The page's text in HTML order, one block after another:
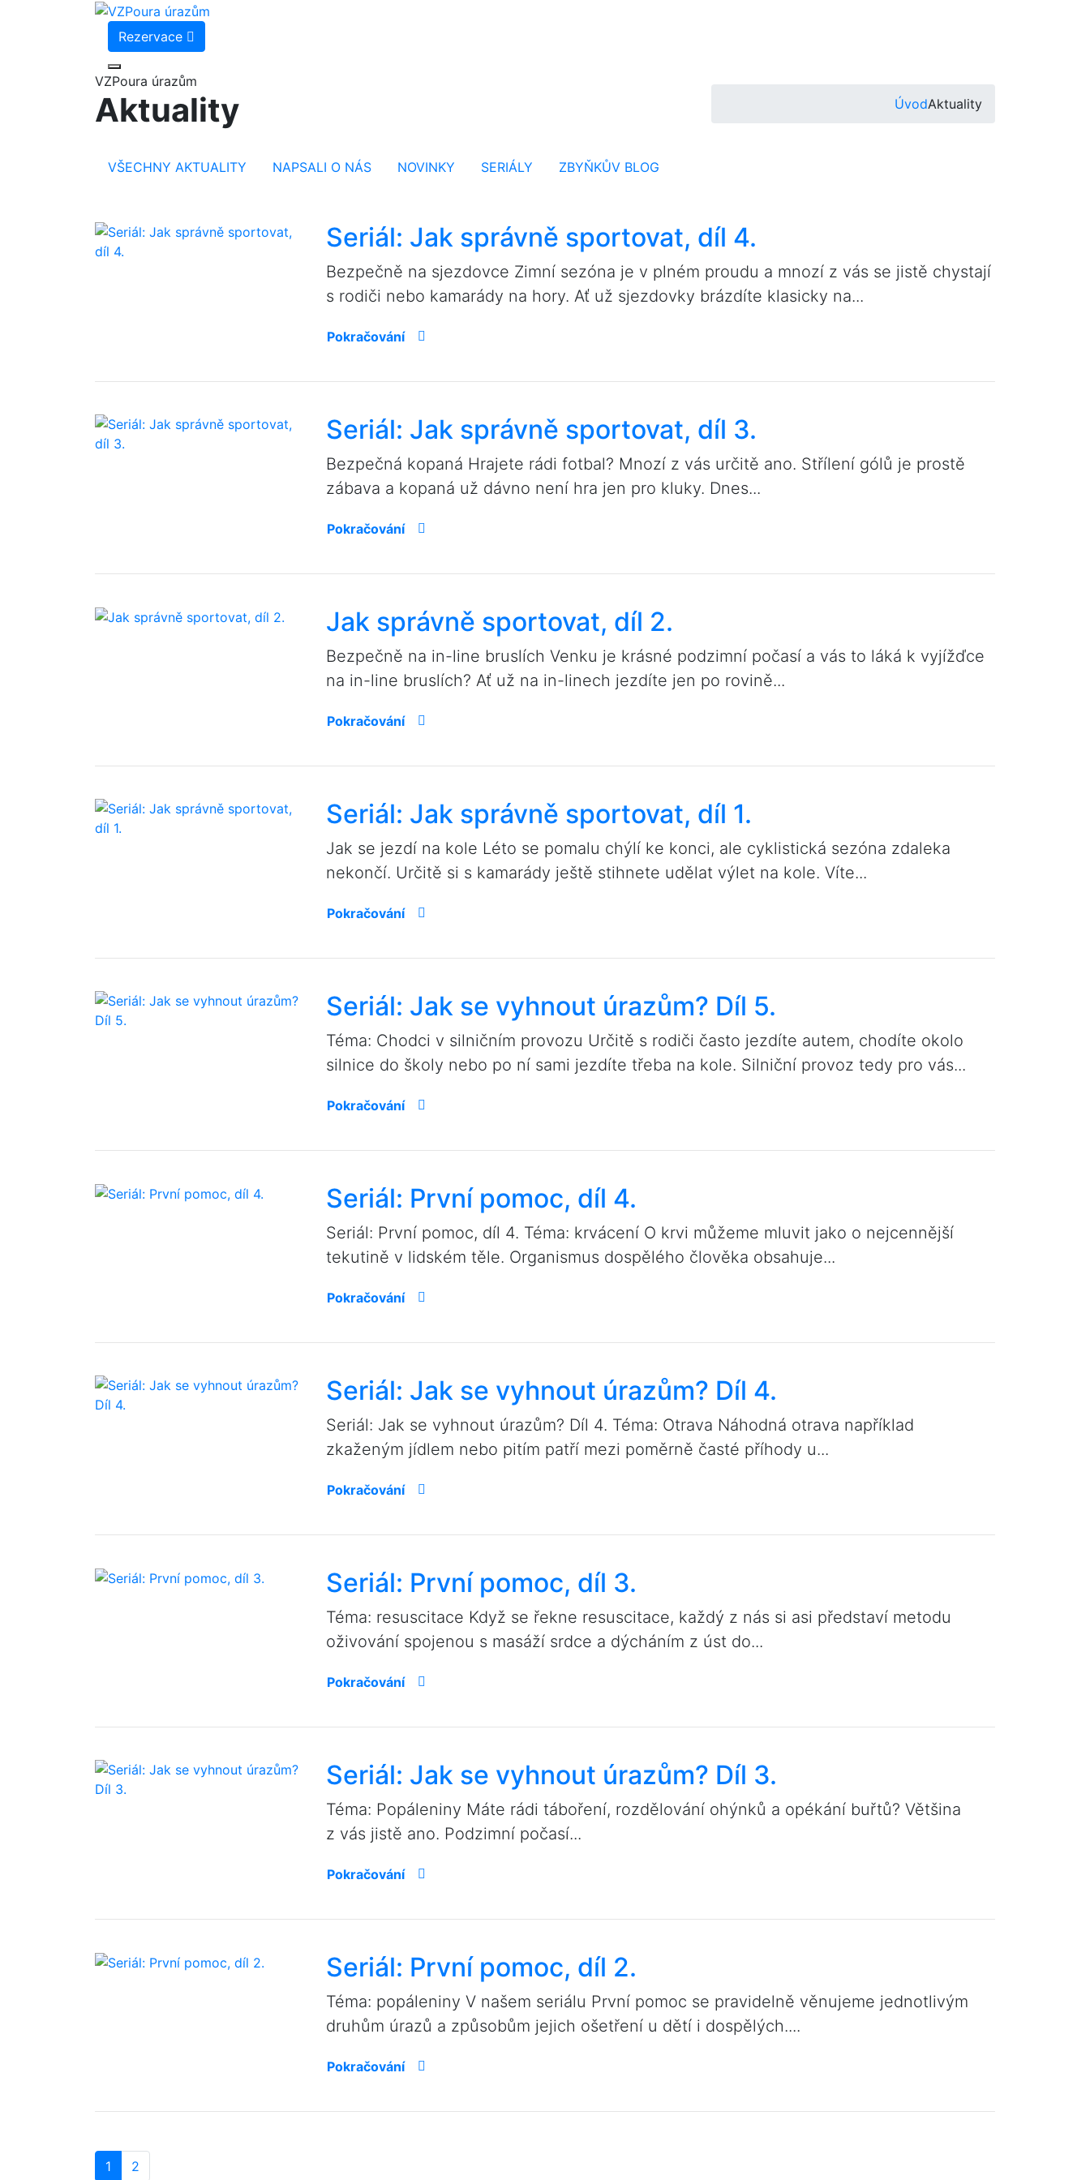
Rezervace
VZPoura úrazům
Aktuality ÚvodAktuality
VŠECHNY AKTUALITY NAPSALI O NÁS NOVINKY SERIÁLY ZBYŇKŮV BLOG
Seriál: Jak správně sportovat, díl 4.
Bezpečně na sjezdovce Zimní sezóna je v plném proudu a mnozí z vás se jistě chystají
s rodiči nebo kamarády na hory. Ať už sjezdovky brázdíte klasicky na...
Pokračování
Seriál: Jak správně sportovat, díl 3.
Bezpečná kopaná Hrajete rádi fotbal? Mnozí z vás určitě ano. Střílení gólů je prostě
zábava a kopaná už dávno není hra jen pro kluky. Dnes...
Pokračování
Jak správně sportovat, díl 2.
Bezpečně na in-line bruslích Venku je krásné podzimní počasí a vás to láká k vyjížďce
na in-line bruslích? Ať už na in-linech jezdíte jen po rovině...
Pokračování
Seriál: Jak správně sportovat, díl 1.
Jak se jezdí na kole Léto se pomalu chýlí ke konci, ale cyklistická sezóna zdaleka
nekončí. Určitě si s kamarády ještě stihnete udělat výlet na kole. Víte...
Pokračování
Seriál: Jak se vyhnout úrazům? Díl 5.
Téma: Chodci v silničním provozu Určitě s rodiči často jezdíte autem, chodíte okolo
silnice do školy nebo po ní sami jezdíte třeba na kole. Silniční provoz tedy pro vás...
Pokračování
Seriál: První pomoc, díl 4.
Seriál: První pomoc, díl 4. Téma: krvácení O krvi můžeme mluvit jako o nejcennější
tekutině v lidském těle. Organismus dospělého člověka obsahuje...
Pokračování
Seriál: Jak se vyhnout úrazům? Díl 4.
Seriál: Jak se vyhnout úrazům? Díl 4. Téma: Otrava Náhodná otrava například
zkaženým jídlem nebo pitím patří mezi poměrně časté příhody u...
Pokračování
Seriál: První pomoc, díl 3.
Téma: resuscitace Když se řekne resuscitace, každý z nás si asi představí metodu
oživování spojenou s masáží srdce a dýcháním z úst do...
Pokračování
Seriál: Jak se vyhnout úrazům? Díl 3.
Téma: Popáleniny Máte rádi táboření, rozdělování ohýnků a opékání buřtů? Většina
z vás jistě ano. Podzimní počasí...
Pokračování
Seriál: První pomoc, díl 2.
Téma: popáleniny V našem seriálu První pomoc se pravidelně věnujeme jednotlivým
druhům úrazů a způsobům jejich ošetření u dětí i dospělých....
Pokračování
1 2